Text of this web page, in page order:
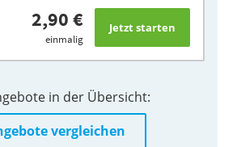
2,90 €
einmalig
in der Übersicht:
vergleichen